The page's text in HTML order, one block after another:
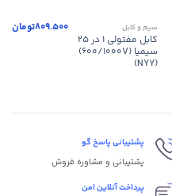
سیم و کابل
کابل مفتولی ۱ در ۲۵
سیمیا (۶۰۰/۱۰۰۰V)
(NYY)
809.500تومان
پشتیبانی پاسخ گو
پشتیبانی و مشاوره فروش
پرداخت آنلاین امن